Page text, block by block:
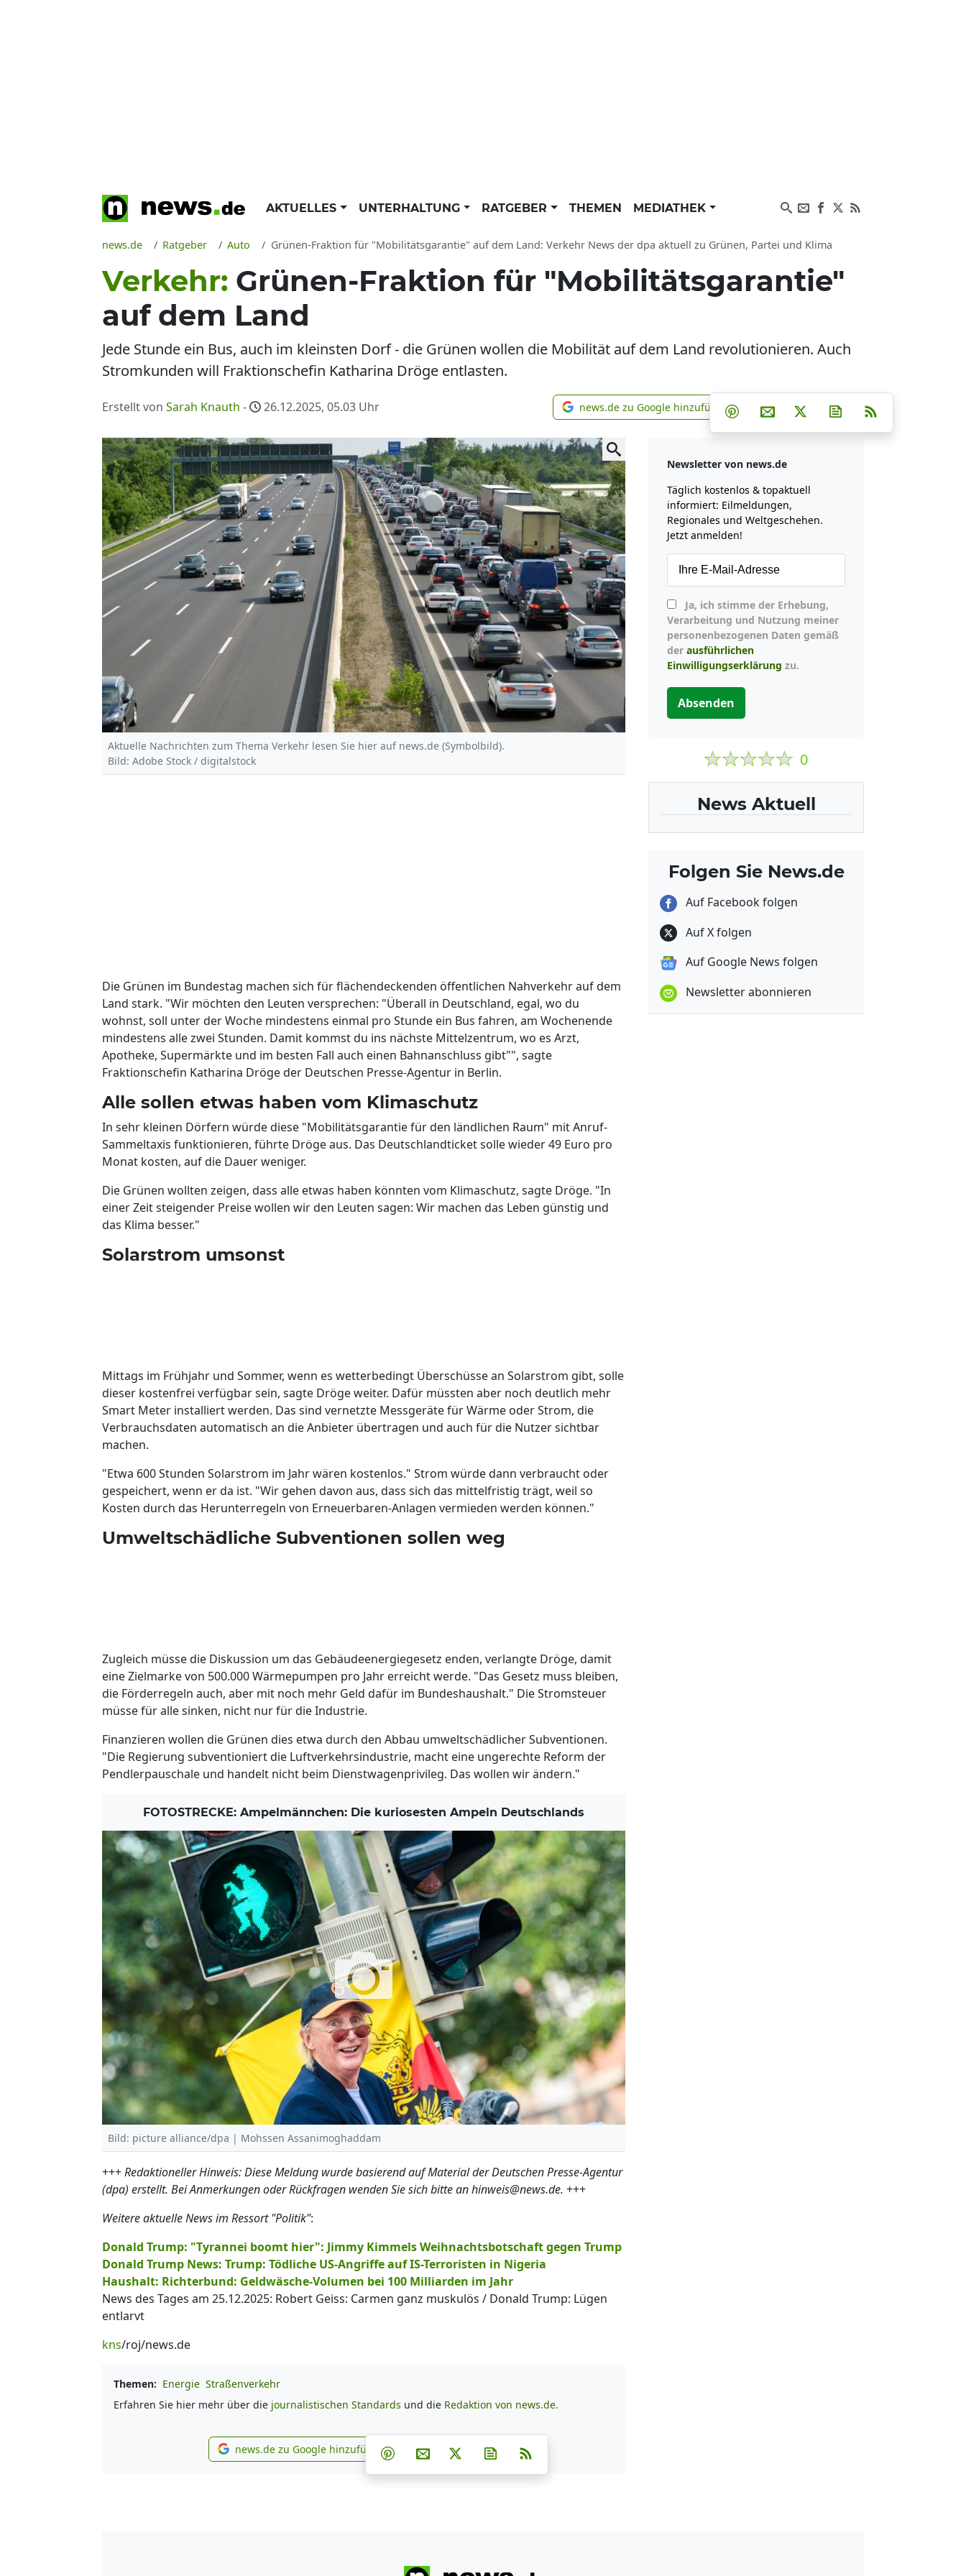
AKTUELLES UNTERHALTUNG RATGEBER THEMEN MEDIATHEK
news.de Ratgeber Auto Grünen-Fraktion für "Mobilitätsgarantie" auf dem Land: Verkehr News der dpa aktuell zu Grünen, Partei und Klima
Verkehr: Grünen-Fraktion für "Mobilitätsgarantie"
auf dem Land
Jede Stunde ein Bus, auch im kleinsten Dorf - die Grünen wollen die Mobilität auf dem Land revolutionieren. Auch
Stromkunden will Fraktionschefin Katharina Dröge entlasten.
Erstellt von Sarah Knauth - 26.12.2025, 05.03 Uhr news.de zu Google hinzufügen
news.de zu Google hinzufügen Teilen auf Facebook
Teilen auf Whatsapp
Teilen auf Telegram
Teilen auf Pinterest
Per E-Mail teilen
Post auf XNewsletter
Aktuelle Nachrichten zum Thema Verkehr lesen Sie hier auf news.de (Symbolbild).
Bild: Adobe Stock / digitalstock
Die Grünen im Bundestag machen sich für flächendeckenden öffentlichen Nahverkehr auf dem
Land stark. "Wir möchten den Leuten versprechen: "Überall in Deutschland, egal, wo du
wohnst, soll unter der Woche mindestens einmal pro Stunde ein Bus fahren, am Wochenende
mindestens alle zwei Stunden. Damit kommst du ins nächste Mittelzentrum, wo es Arzt,
Apotheke, Supermärkte und im besten Fall auch einen Bahnanschluss gibt"", sagte
Fraktionschefin Katharina Dröge der Deutschen Presse-Agentur in Berlin.
Alle sollen etwas haben vom Klimaschutz
In sehr kleinen Dörfern würde diese "Mobilitätsgarantie für den ländlichen Raum" mit Anruf-
Sammeltaxis funktionieren, führte Dröge aus. Das Deutschlandticket solle wieder 49 Euro pro
Monat kosten, auf die Dauer weniger.
Die Grünen wollten zeigen, dass alle etwas haben könnten vom Klimaschutz, sagte Dröge. "In
einer Zeit steigender Preise wollen wir den Leuten sagen: Wir machen das Leben günstig und
das Klima besser."
Solarstrom umsonst
Mittags im Frühjahr und Sommer, wenn es wetterbedingt Überschüsse an Solarstrom gibt, solle
dieser kostenfrei verfügbar sein, sagte Dröge weiter. Dafür müssten aber noch deutlich mehr
Smart Meter installiert werden. Das sind vernetzte Messgeräte für Wärme oder Strom, die
Verbrauchsdaten automatisch an die Anbieter übertragen und auch für die Nutzer sichtbar
machen.
"Etwa 600 Stunden Solarstrom im Jahr wären kostenlos." Strom würde dann verbraucht oder
gespeichert, wenn er da ist. "Wir gehen davon aus, dass sich das mittelfristig trägt, weil so
Kosten durch das Herunterregeln von Erneuerbaren-Anlagen vermieden werden können."
Umweltschädliche Subventionen sollen weg
Zugleich müsse die Diskussion um das Gebäudeenergiegesetz enden, verlangte Dröge, damit
eine Zielmarke von 500.000 Wärmepumpen pro Jahr erreicht werde. "Das Gesetz muss bleiben,
die Förderregeln auch, aber mit noch mehr Geld dafür im Bundeshaushalt." Die Stromsteuer
müsse für alle sinken, nicht nur für die Industrie.
Finanzieren wollen die Grünen dies etwa durch den Abbau umweltschädlicher Subventionen.
"Die Regierung subventioniert die Luftverkehrsindustrie, macht eine ungerechte Reform der
Pendlerpauschale und handelt nicht beim Dienstwagenprivileg. Das wollen wir ändern."
FOTOSTRECKE: Ampelmännchen: Die kuriosesten Ampeln Deutschlands
Bild: picture alliance/dpa | Mohssen Assanimoghaddam
+++Redaktioneller Hinweis: Diese Meldung wurde basierend auf Material der Deutschen Presse-Agentur
(dpa) erstellt. Bei Anmerkungen oder Rückfragen wenden Sie sich bitte an hinweis@news.de. +++
Weitere aktuelle News im Ressort "Politik":
Donald Trump: "Tyrannei boomt hier": Jimmy Kimmels Weihnachtsbotschaft gegen Trump
Donald Trump News: Trump: Tödliche US-Angriffe auf IS-Terroristen in Nigeria
Haushalt: Richterbund: Geldwäsche-Volumen bei 100 Milliarden im Jahr
News des Tages am 25.12.2025: Robert Geiss: Carmen ganz muskulös / Donald Trump: Lügen
entlarvt
kns/roj/news.de
Themen: Energie Straßenverkehr
Erfahren Sie hier mehr über die journalistischen Standards und die Redaktion von news.de.
news.de zu Google hinzufügen
news.de zu Google hinzufügen Teilen auf Facebook
Teilen auf Whatsapp
Teilen auf Telegram
Teilen auf Pinterest
Per E-Mail teilen
Post auf XNewsletter abonnieren
Newsletter von news.de
Täglich kostenlos & topaktuell
informiert: Eilmeldungen,
Regionales und Weltgeschehen.
Jetzt anmelden!
Verarbeitung und Nutzung meiner
personenbezogenen Daten gemäß
der ausführlichen
Einwilligungserklärung zu.
Absenden
0
News Aktuell
Folgen Sie News.de
Auf Facebook folgen
Auf X folgen
Auf Google News folgen
Newsletter abonnieren